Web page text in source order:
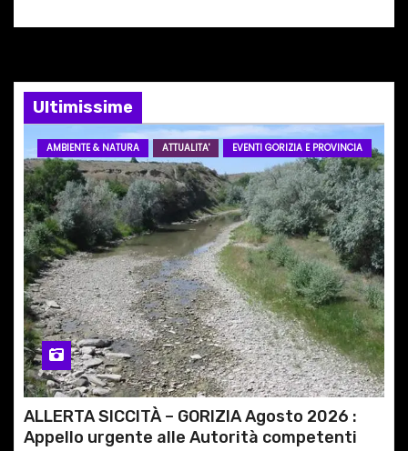
e
a
r
t
i
c
o
l
i
Ultimissime
AMBIENTE & NATURA ATTUALITA' EVENTI GORIZIA E PROVINCIA
ALLERTA SICCITÀ – GORIZIA Agosto 2026 :
Appello urgente alle Autorità competenti